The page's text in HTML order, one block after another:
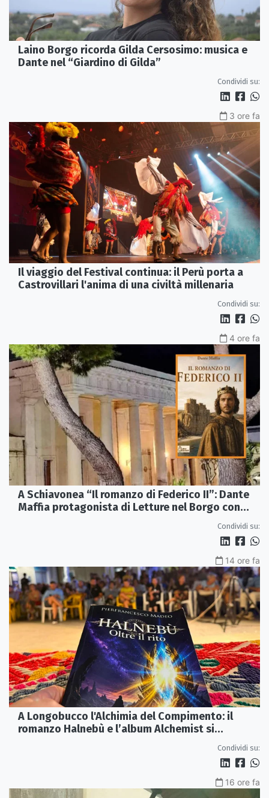
Laino Borgo ricorda Gilda Cersosimo: musica e
Dante nel “Giardino di Gilda”
Condividi su:
3 ore fa
Il viaggio del Festival continua: il Perù porta a
Castrovillari l'anima di una civiltà millenaria
Condividi su:
4 ore fa
A Schiavonea “Il romanzo di Federico II”: Dante
Maffia protagonista di Letture nel Borgo con
Condividi su:
14 ore fa
A Longobucco l'Alchimia del Compimento: il
romanzo Halnebù e l’album Alchemist si
Condividi su:
16 ore fa